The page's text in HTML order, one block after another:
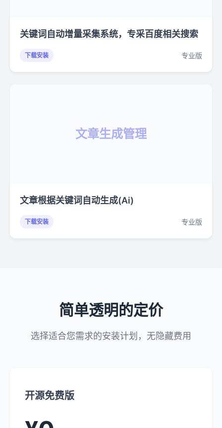
关键词自动增量采集系统，专采百度相关搜索
下载安装 专业版
文章生成管理
文章根据关键词自动生成(Ai)
下载安装 专业版
简单透明的定价
选择适合您需求的安装计划，无隐藏费用
开源免费版